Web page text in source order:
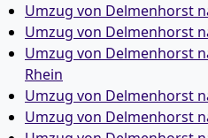
Umzug von Delmenhorst
Umzug von Delmenhorst
Umzug von Delmenhorst
Rhein
Umzug von Delmenhorst
Umzug von Delmenhorst